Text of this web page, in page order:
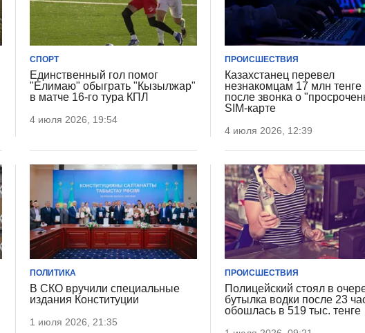
СПОРТ
Единственный гол помог
"Елимаю" обыграть "Кызылжар"
в матче 16-го тура КПЛ
4 июля 2026, 19:54
ПРОИСШЕСТВИЯ
Казахстанец перевел
незнакомцам 17 млн тенге
после звонка о
SIM-карте
4 июля 2026, 12:39
ПОЛИТИКА
В СКО вручили специальные
издания Конституции
1 июля 2026, 21:35
ПРОИСШЕСТВИЯ
Полицейский стоял в
бутылка водки после 23
обошлась в 519 тыс. тенге